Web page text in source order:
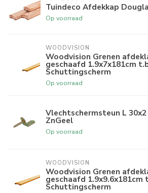
Tuindeco Afdekkap
Op voorraad
WOODVISION
Woodvision Grenen
geschaafd 1.9x7x181cm
Schuttingscherm
Op voorraad
Vlechtschermsteun L 30x2
ZnGeel
Op voorraad
WOODVISION
Woodvision Grenen
geschaafd 1.9x9.6x181cm
Schuttingscherm